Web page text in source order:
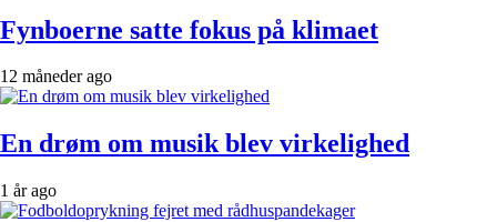
Fynboerne satte fokus på klimaet
12 måneder ago
En drøm om musik blev virkelighed
1 år ago